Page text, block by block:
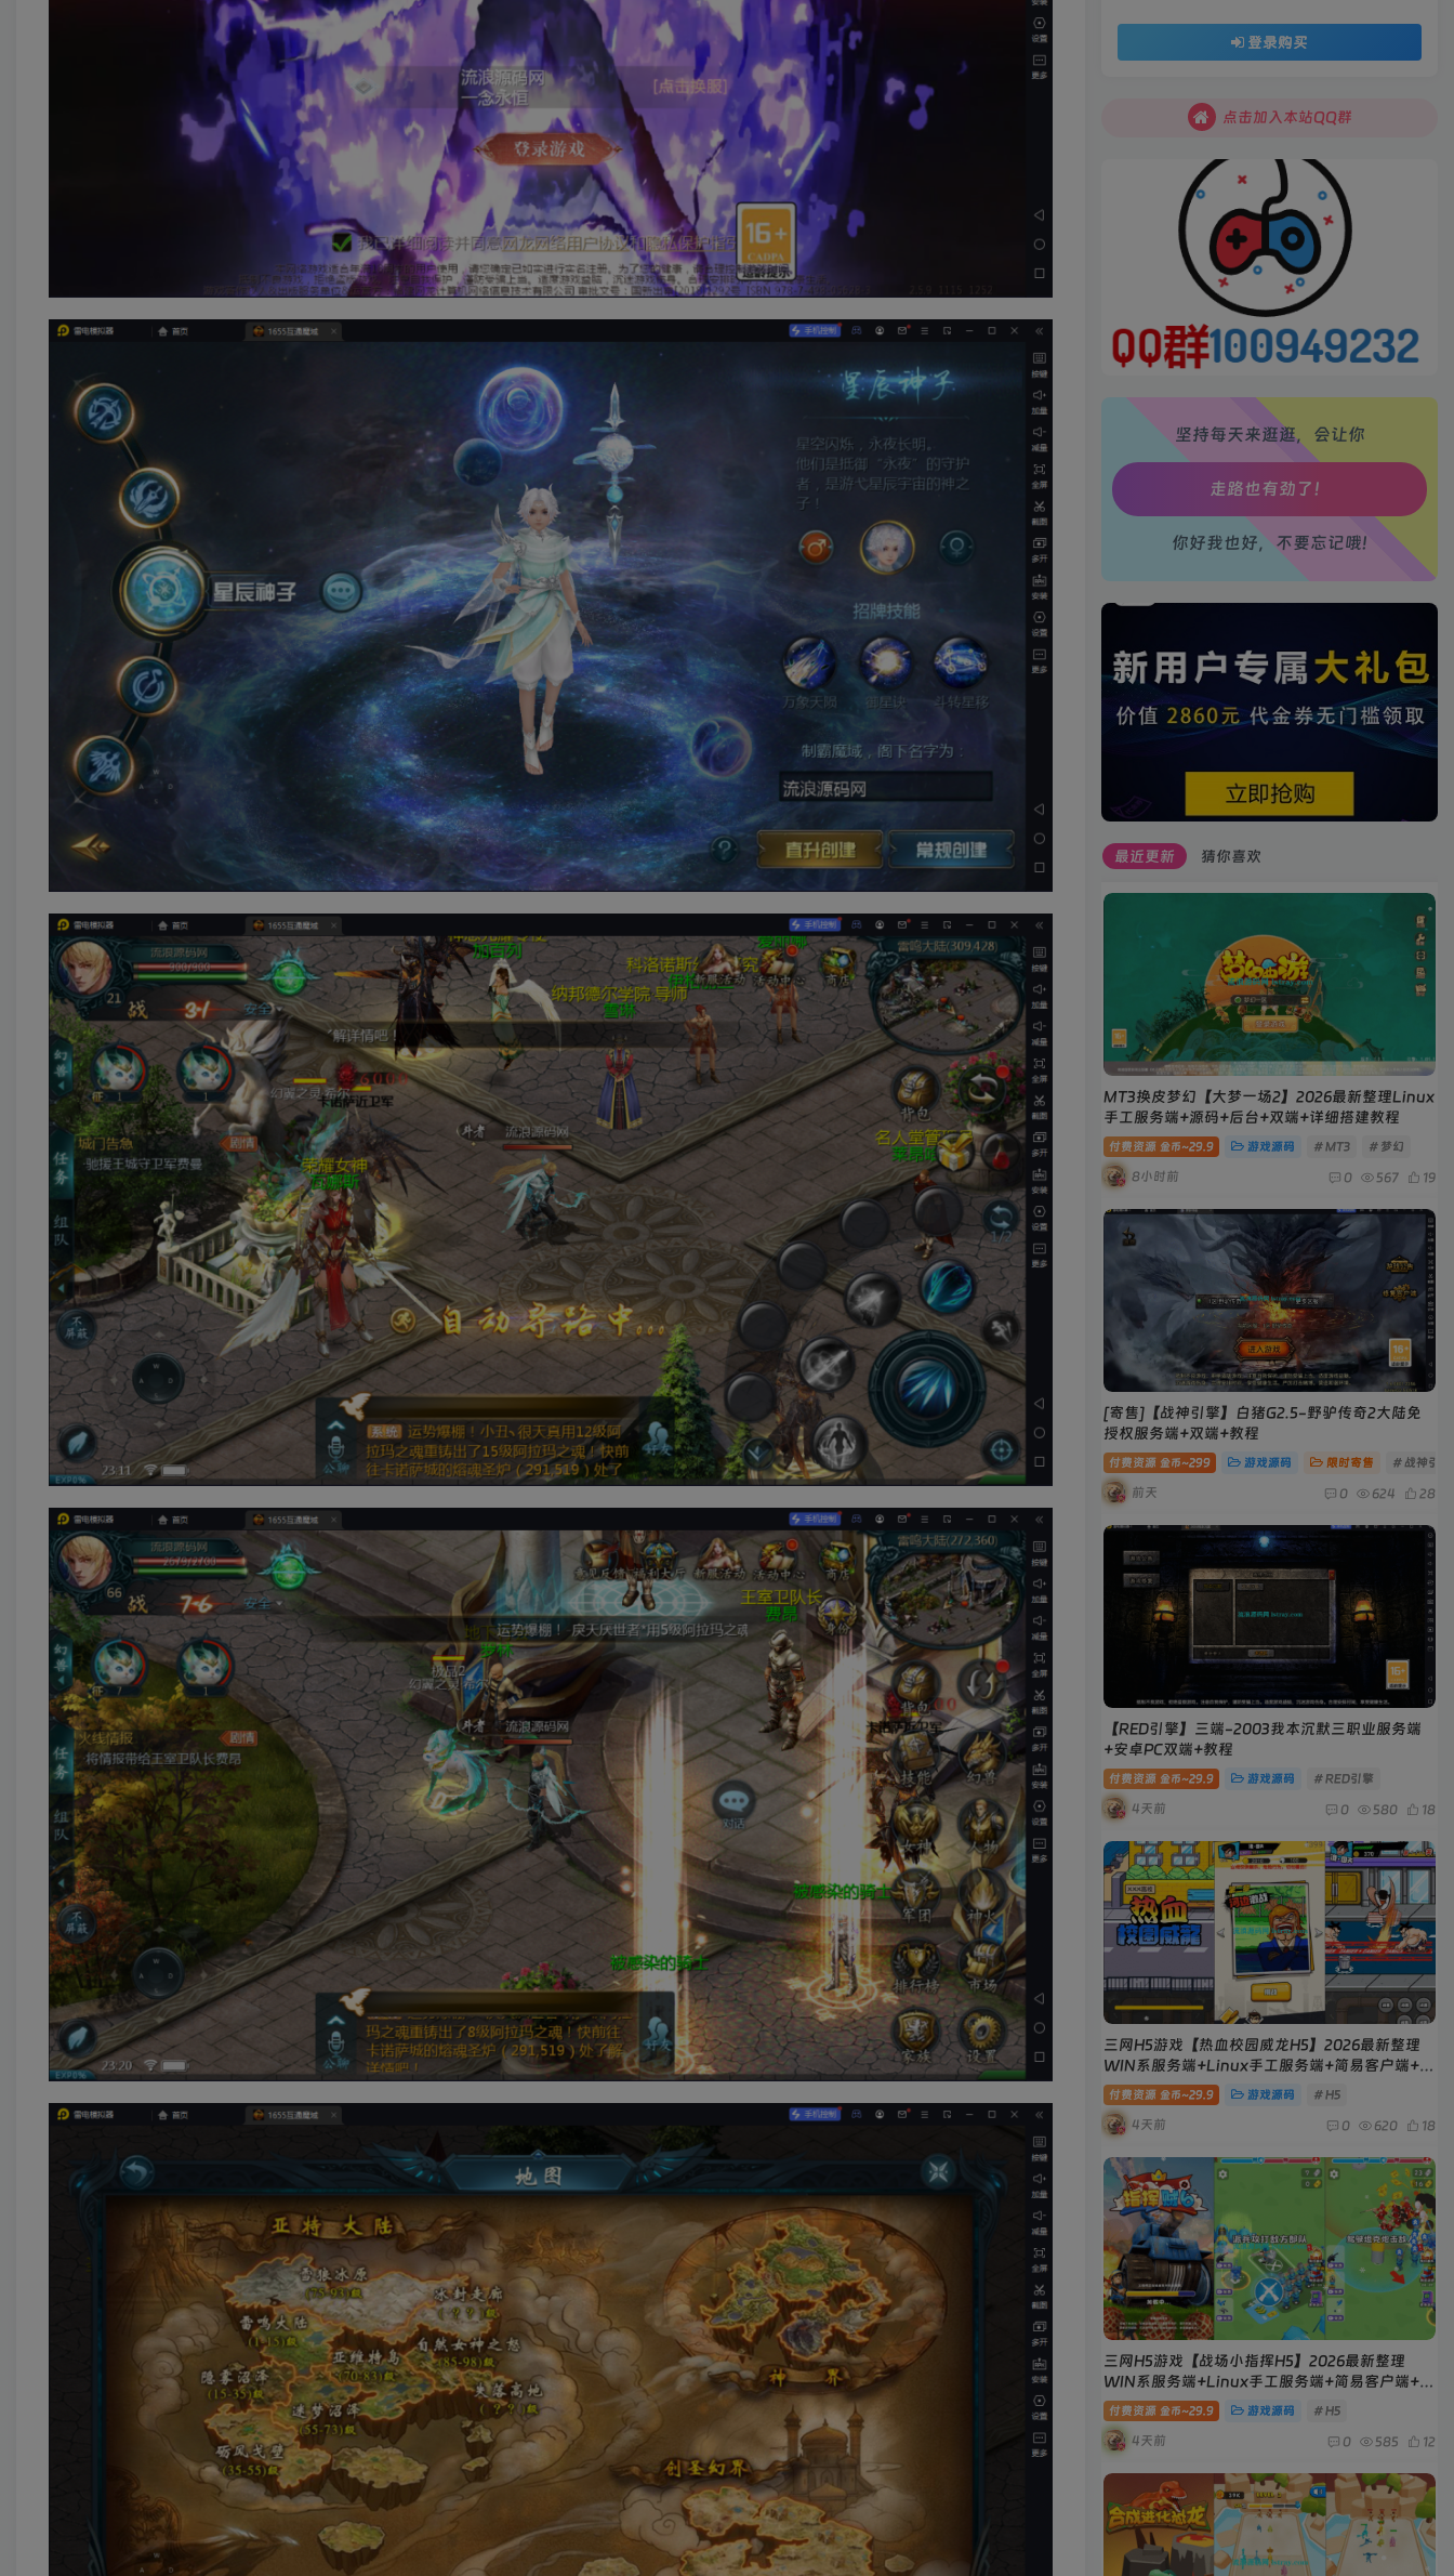
登录购买
点击加入本站QQ群
点击加入本站QQ群
坚持每天来逛逛，会让你
生活也美好了！
心情也舒畅了！
走路也有劲了！
腰也不酸了！
工作也轻松了！
你好我也好，不要忘记哦!
最近更新 猜你喜欢
MT3换皮梦幻【大梦一场2】2026最新整理Linux
手工服务端+源码+后台+双端+详细搭建教程
付费资源 金币~29.9 游戏源码 # MT3 # 梦幻
8小时前 0 567 19
[寄售]【战神引擎】白猪G2.5-野驴传奇2大陆免
授权服务端+双端+教程
付费资源 金币~299 游戏源码 限时寄售 # 战神引擎
前天 0 624 28
【RED引擎】三端-2003我本沉默三职业服务端
+安卓PC双端+教程
付费资源 金币~29.9 游戏源码 # RED引擎
4天前 0 580 18
三网H5游戏【热血校园威龙H5】2026最新整理
WIN系服务端+Linux手工服务端+简易客户端+教
程
付费资源 金币~29.9 游戏源码 # H5
4天前 0 620 18
三网H5游戏【战场小指挥H5】2026最新整理
WIN系服务端+Linux手工服务端+简易客户端+教
程
付费资源 金币~29.9 游戏源码 # H5
4天前 0 585 12